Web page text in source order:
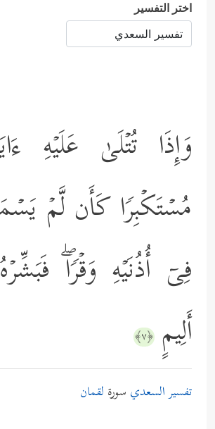
اختر التفسير
وَإِذَا تُتۡلَىٰ عَلَیۡهِ
مُسۡتَكۡبِرࣰا كَأَن لَّمۡ
فِیۤ أُذُنَیۡهِ وَقۡرࣰاۖ
أَلِیمٍ ﴿٧﴾
تفسير السعدي سورة لقمان